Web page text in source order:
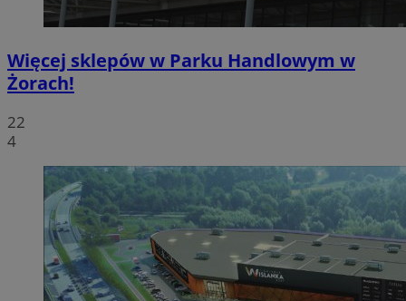
Więcej sklepów w Parku Handlowym w
Żorach!
22
4